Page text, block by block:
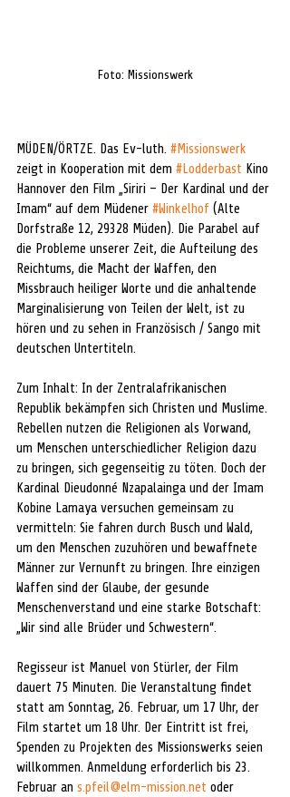
Foto: Missionswerk
MÜDEN/ÖRTZE. Das Ev-luth. #Missionswerk
zeigt in Kooperation mit dem #Lodderbast Kino
Hannover den Film „Siriri – Der Kardinal und der
Imam“ auf dem Müdener #Winkelhof (Alte
Dorfstraße 12, 29328 Müden). Die Parabel auf
die Probleme unserer Zeit, die Aufteilung des
Reichtums, die Macht der Waffen, den
Missbrauch heiliger Worte und die anhaltende
Marginalisierung von Teilen der Welt, ist zu
hören und zu sehen in Französisch / Sango mit
deutschen Untertiteln.
Zum Inhalt: In der Zentralafrikanischen
Republik bekämpfen sich Christen und Muslime.
Rebellen nutzen die Religionen als Vorwand,
um Menschen unterschiedlicher Religion dazu
zu bringen, sich gegenseitig zu töten. Doch der
Kardinal Dieudonné Nzapalainga und der Imam
Kobine Lamaya versuchen gemeinsam zu
vermitteln: Sie fahren durch Busch und Wald,
um den Menschen zuzuhören und bewaffnete
Männer zur Vernunft zu bringen. Ihre einzigen
Waffen sind der Glaube, der gesunde
Menschenverstand und eine starke Botschaft:
„Wir sind alle Brüder und Schwestern“.
Regisseur ist Manuel von Stürler, der Film
dauert 75 Minuten. Die Veranstaltung findet
statt am Sonntag, 26. Februar, um 17 Uhr, der
Film startet um 18 Uhr. Der Eintritt ist frei,
Spenden zu Projekten des Missionswerks seien
willkommen. Anmeldung erforderlich bis 23.
Februar an s.pfeil@elm-mission.net oder